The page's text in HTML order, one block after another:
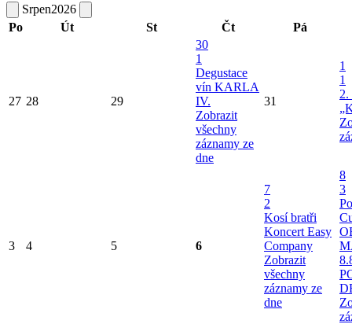
Srpen2026
Po
Út St Čt Pá
27 28 29
30
1
Degustace
vín KARLA
IV.
Zobrazit
všechny
záznamy ze
dne
31
1
1
2.
3 4 5 6
7
2
Kosí bratři
Koncert Easy
Company
Zobrazit
všechny
záznamy ze
dne
8
3